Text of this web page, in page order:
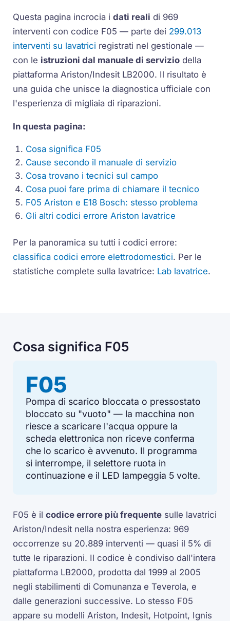
Questa pagina incrocia idati reali di 969
interventi con codice F05 — parte dei 299.013
interventi su lavatrici registrati nel gestionale —
con le istruzioni dal manuale di servizio della
piattaforma Ariston/Indesit LB2000. Il risultato è
una guida che unisce la diagnostica ufficiale con
l'esperienza di migliaia di riparazioni.
In questa pagina:
Cosa significa F05
Cause secondo il manuale di servizio
Cosa trovano i tecnici sul campo
Cosa puoi fare prima di chiamare il tecnico
F05 Ariston e E18 Bosch: stesso problema
Gli altri codici errore Ariston lavatrice
Per la panoramica su tutti i codici errore:
classifica codici errore elettrodomestici. Per le
statistiche complete sulla lavatrice: Lab lavatrice.
Cosa significa F05
F05
Pompa di scarico bloccata o pressostato
bloccato su "vuoto" — la macchina non
riesce a scaricare l'acqua oppure la
scheda elettronica non riceve conferma
che lo scarico è avvenuto. Il programma
si interrompe, il selettore ruota in
continuazione e il LED lampeggia 5 volte.
F05 è ilcodice errore più frequente sulle lavatrici
Ariston/Indesit nella nostra esperienza: 969
occorrenze su 20.889 interventi — quasi il 5% di
tutte le riparazioni. Il codice è condiviso dall'intera
piattaforma LB2000, prodotta dal 1999 al 2005
negli stabilimenti di Comunanza e Teverola, e
dalle generazioni successive. Lo stesso F05
appare su modelli Ariston, Indesit, Hotpoint, Ignis